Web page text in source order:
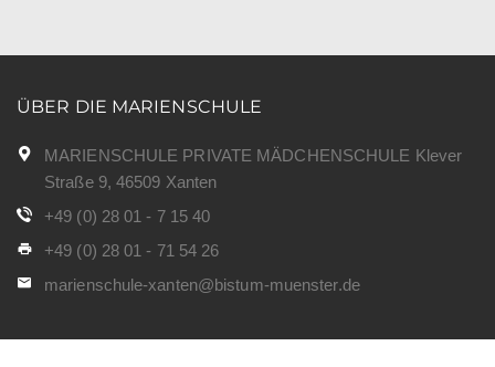
ÜBER DIE MARIENSCHULE
MARIENSCHULE PRIVATE MÄDCHENSCHULE Klever
Straße 9, 46509 Xanten
+49 (0) 28 01 - 7 15 40
+49 (0) 28 01 - 71 54 26
marienschule-xanten@bistum-muenster.de